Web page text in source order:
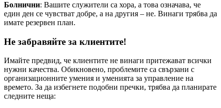
Болнични: Вашите служители са хора, а това означава, че
един ден се чувстват добре, а на другия – не. Винаги трябва да
имате резервен план.
Не забравяйте за клиентите!
Имайте предвид, че клиентите не винаги притежават всички
нужни качества. Обикновено, проблемите са свързани с
организационните умения и уменията за управление на
времето. За да избегнете подобни пречки, трябва да планирате
следните неща: